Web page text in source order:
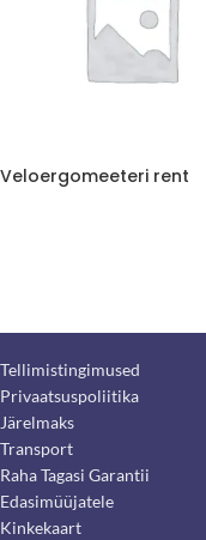
Veloergomeeteri rent
Tellimistingimused
Privaatsuspoliitika
Järelmaks
Transport
Raha Tagasi Garantii
Edasimüüjatele
Kinkekaart